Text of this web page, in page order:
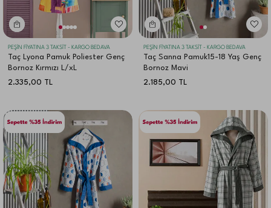
PEŞİN FİYATINA 3 TAKSİT - KARGO BEDAVA
Taç Lyona Pamuk Poliester Genç
Bornoz Kırmızı L/xL
2.335,00 TL
PEŞİN FİYATINA 3 TAKSİT - KARGO BEDAVA
Taç Sanna Pamuk15-18 Yaş Genç
Bornoz Mavi
2.185,00 TL